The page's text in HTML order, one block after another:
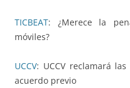
TICBEAT: ¿Merece la
móviles?
UCCV: UCCV reclamará
acuerdo previo